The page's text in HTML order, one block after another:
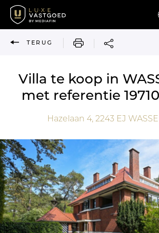
TERUG AFDRUKKEN
Villa te koop in
met referentie
Hazelaan 4, 2243 EJ